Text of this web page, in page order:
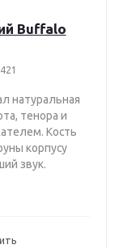
Buffalo
натуральная
тенора и
Кость
корпусу
звук.